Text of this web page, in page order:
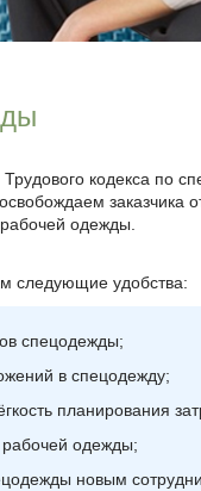
кодекса по
заказчика
одежды.
следующие удобства:
спецодежды;
в спецодежду;
планирования
одежды;
новым